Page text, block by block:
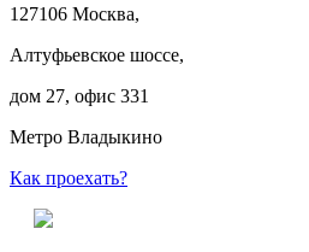
127106 Москва,
Алтуфьевское шоссе,
дом 27, офис 331
Метро Владыкино
Как проехать?